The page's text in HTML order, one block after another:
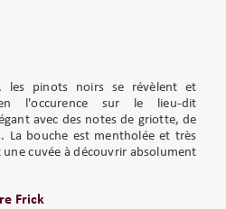
les pinots noirs se révèlent et
l'occurence sur le lieu-dit
avec des notes de griotte, de
La bouche est mentholée et très
cuvée à découvrir absolument
Frick